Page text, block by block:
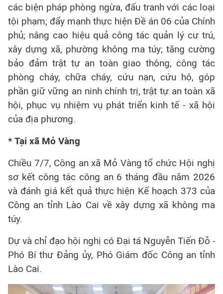
các biện pháp phòng ngừa, đấu tranh với các loại
tội phạm; đẩy mạnh thực hiện Đề án 06 của Chính
phủ; nâng cao hiệu quả công tác quản lý cư trú,
xây dựng xã, phường không ma túy; tăng cường
bảo đảm trật tự an toàn giao thông, công tác
phòng cháy, chữa cháy, cứu nạn, cứu hộ, góp
phần giữ vững an ninh chính trị, trật tự an toàn xã
hội, phục vụ nhiệm vụ phát triển kinh tế - xã hội
của địa phương.
* Tại xã Mỏ Vàng
Chiều 7/7, Công an xã Mỏ Vàng tổ chức Hội nghị
sơ kết công tác công an 6 tháng đầu năm 2026
và đánh giá kết quả thực hiện Kế hoạch 373 của
Công an tỉnh Lào Cai về xây dựng xã không ma
túy.
Dự và chỉ đạo hội nghị có Đại tá Nguyễn Tiến Đỗ -
Phó Bí thư Đảng ủy, Phó Giám đốc Công an tỉnh
Lào Cai.